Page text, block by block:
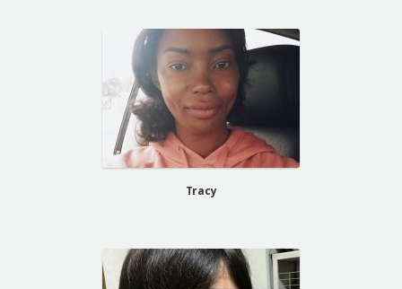
Tracy